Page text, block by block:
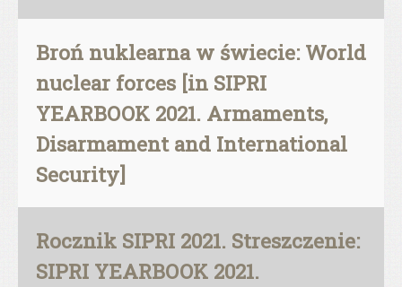
Broń nuklearna w świecie: World
nuclear forces [in SIPRI
YEARBOOK 2021. Armaments,
Disarmament and International
Security]
Rocznik SIPRI 2021. Streszczenie:
SIPRI YEARBOOK 2021.